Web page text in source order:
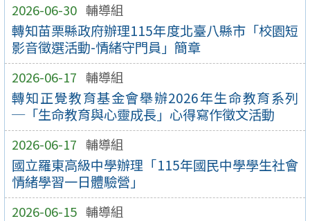
2026-06-30 輔導組
轉知苗栗縣政府辦理115年度北臺八縣市「校園短
影音徵選活動-情緒守門員」簡章
2026-06-17 輔導組
轉知正覺教育基金會舉辦2026年生命教育系列
─「生命教育與心靈成長」心得寫作徵文活動
2026-06-17 輔導組
國立羅東高級中學辦理「115年國民中學學生社會
情緒學習一日體驗營」
2026-06-15 輔導組